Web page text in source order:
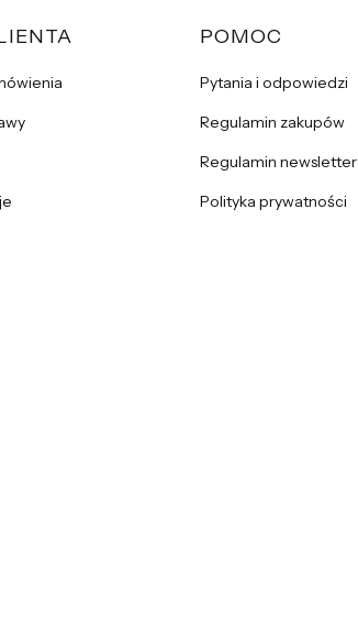
POMOC
Pytania i odpowiedzi
Regulamin zakupów
Regulamin newsletter
Polityka prywatności